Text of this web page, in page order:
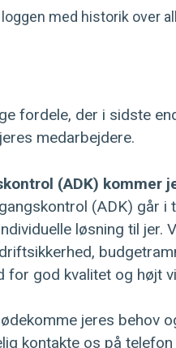
med historik over
fordele, der i sidste
medarbejdere.
(ADK) kommer
(ADK) går
løsning til jer.
god kvalitet og højt
jeres behov
kontakte os på